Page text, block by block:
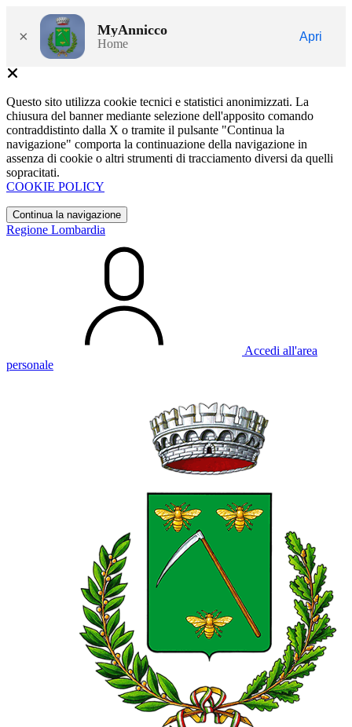
× MyAnnicco
Home
Apri
Questo sito utilizza cookie tecnici e statistici anonimizzati. La
chiusura del banner mediante selezione dell'apposito comando
contraddistinto dalla X o tramite il pulsante "Continua la
navigazione" comporta la continuazione della navigazione in
assenza di cookie o altri strumenti di tracciamento diversi da quelli
sopracitati.
COOKIE POLICY
Continua la navigazione
Regione Lombardia
Accedi all'area
personale